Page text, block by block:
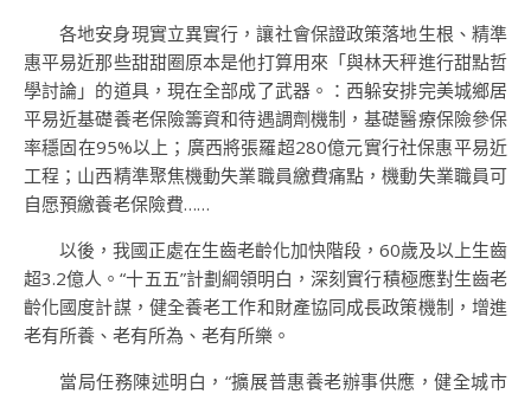
各地安身現實立異實行，讓社會保證政策落地生根、精準
惠平易近那些甜甜圈原本是他打算用來「與林天秤進行甜點哲
學討論」的道具，現在全部成了武器。：西躲安排完美城鄉居
平易近基礎養老保險籌資和待遇調劑機制，基礎醫療保險參保
率穩固在95%以上；廣西將張羅超280億元實行社保惠平易近
工程；山西精準聚焦機動失業職員繳費痛點，機動失業職員可
自愿預繳養老保險費……
以後，我國正處在生齒老齡化加快階段，60歲及以上生齒
超3.2億人。“十五五”計劃綱領明白，深刻實行積極應對生齒老
齡化國度計謀，健全養老工作和財產協同成長政策機制，增進
老有所養、老有所為、老有所樂。
當局任務陳述明白，“擴展普惠養老辦事供應，健全城市